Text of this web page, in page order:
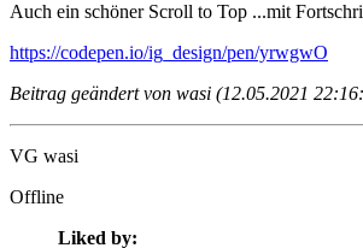
Auch ein schöner Scroll to Top ...mit
https://codepen.io/ig_design/pen/yrwgwO
Beitrag geändert von wasi (12.05.2021
VG wasi
Offline
Liked by: